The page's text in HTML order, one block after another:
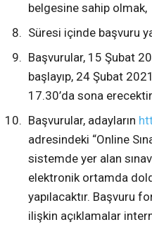
belgesine sahip olmak,
Süresi içinde başvuru
Başvurular, 15 Şubat
başlayıp, 24 Şubat
17.30’da sona
Başvurular, adayların
adresindeki “Online
sistemde yer alan
elektronik ortamda
yapılacaktır. Başvuru
ilişkin açıklamalar